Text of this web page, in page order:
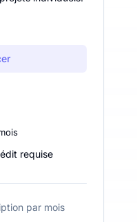
requise
par mois